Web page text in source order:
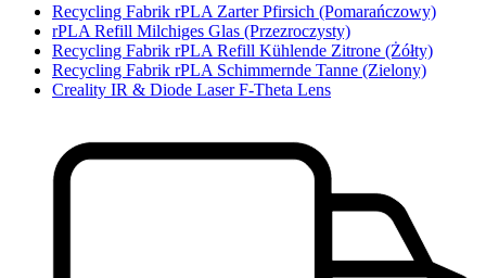
Recycling Fabrik rPLA Zarter Pfirsich (Pomarańczowy)
rPLA Refill Milchiges Glas (Przezroczysty)
Recycling Fabrik rPLA Refill Kühlende Zitrone (Żółty)
Recycling Fabrik rPLA Schimmernde Tanne (Zielony)
Creality IR & Diode Laser F-Theta Lens